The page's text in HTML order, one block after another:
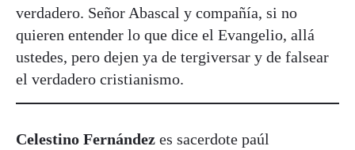
verdadero. Señor Abascal y compañía, si no
quieren entender lo que dice el Evangelio, allá
ustedes, pero dejen ya de tergiversar y de falsear
el verdadero cristianismo.
Celestino Fernández es sacerdote paúl